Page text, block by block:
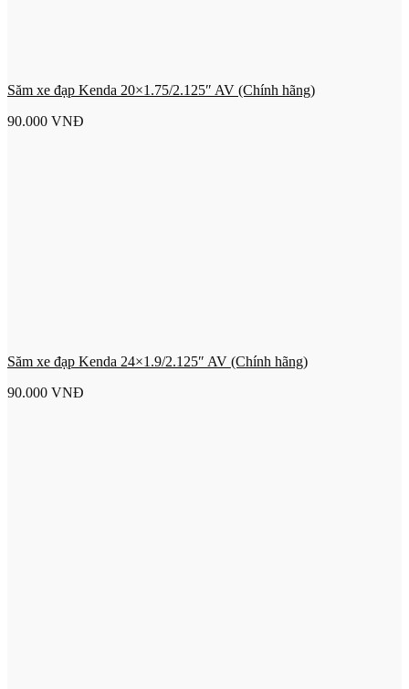
Săm xe đạp Kenda 20×1.75/2.125″ AV (Chính hãng)
90.000 VNĐ
Săm xe đạp Kenda 24×1.9/2.125″ AV (Chính hãng)
90.000 VNĐ